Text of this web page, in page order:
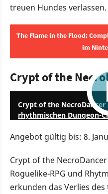
treuen Hundes verlassen.
The Flame in the Flood:
im
Crypt of the
Crypt of the NecroDancer
rhythmischen Dungeon-
Angebot gültig bis: 8.
Crypt of the
Roguelike-RPG und
erkunden das Verlies des